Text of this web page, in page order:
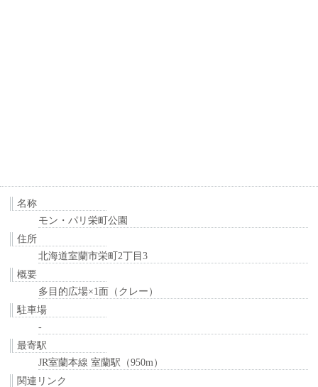
名称
モン・パリ栄町公園
住所
北海道室蘭市栄町2丁目3
概要
多目的広場×1面（クレー）
駐車場
-
最寄駅
JR室蘭本線 室蘭駅（950m）
関連リンク